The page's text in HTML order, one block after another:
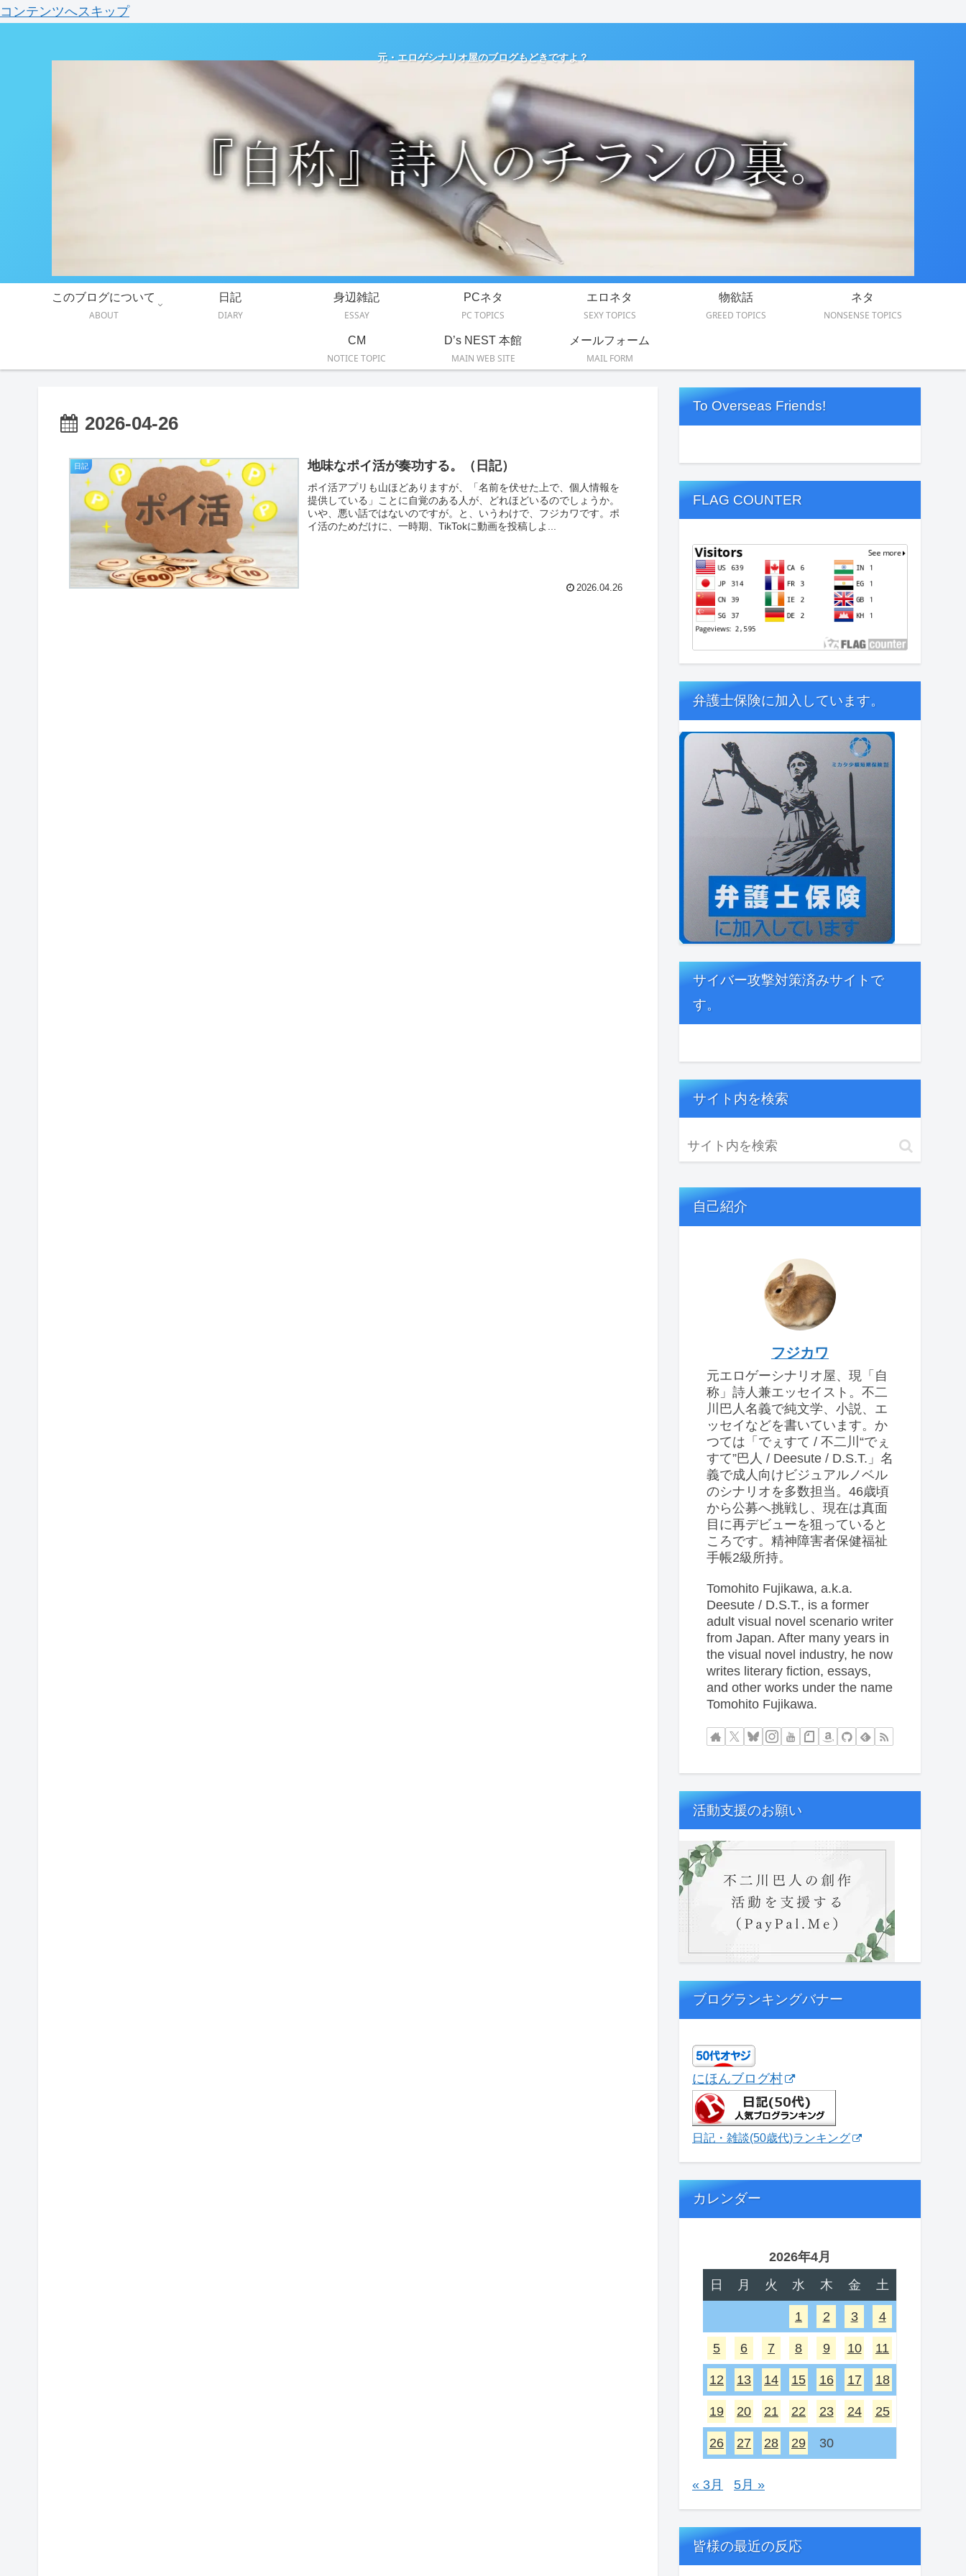
コンテンツへスキップ
元・エロゲシナリオ屋のブログもどきですよ？
このブログについて
ABOUT
日記
DIARY
身辺雑記
ESSAY
PCネタ
PC TOPICS
エロネタ
SEXY TOPICS
物欲話
GREED TOPICS
ネタ
NONSENSE TOPICS
CM
NOTICE TOPIC
D’s NEST 本館
MAIN WEB SITE
メールフォーム
MAIL FORM
2026-04-26
日記 地味なポイ活が奏功する。（日記）
ポイ活アプリも山ほどありますが、「名前を伏せた上で、個人情報を
提供している」ことに自覚のある人が、どれほどいるのでしょうか。
いや、悪い話ではないのですが。と、いうわけで、フジカワです。ポ
イ活のためだけに、一時期、TikTokに動画を投稿しよ...
2026.04.26
To Overseas Friends!
FLAG COUNTER
弁護士保険に加入しています。
サイバー攻撃対策済みサイトで
す。
サイト内を検索
自己紹介
フジカワ
元エロゲーシナリオ屋、現「自
称」詩人兼エッセイスト。不二
川巴人名義で純文学、小説、エ
ッセイなどを書いています。か
つては「でぇすて / 不二川“でぇ
すて”巴人 / Deesute / D.S.T.」名
義で成人向けビジュアルノベル
のシナリオを多数担当。46歳頃
から公募へ挑戦し、現在は真面
目に再デビューを狙っていると
ころです。精神障害者保健福祉
手帳2級所持。
Tomohito Fujikawa, a.k.a.
Deesute / D.S.T., is a former
adult visual novel scenario writer
from Japan. After many years in
the visual novel industry, he now
writes literary fiction, essays,
and other works under the name
Tomohito Fujikawa.
活動支援のお願い
ブログランキングバナー
にほんブログ村
日記・雑談(50歳代)ランキング
カレンダー
2026年4月
日
月 火 水 木 金 土
1 2 3 4
5 6 7 8 9 10 11
12 13 14 15 16 17 18
19 20 21 22 23 24 25
26 27 28 29 30
« 3月 5月 »
皆様の最近の反応